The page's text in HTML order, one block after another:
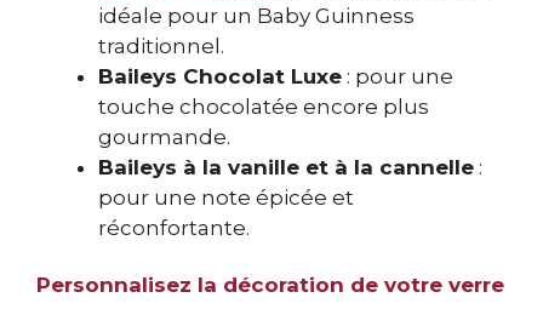
idéale pour un Baby Guinness
traditionnel.
Baileys Chocolat Luxe : pour une
touche chocolatée encore plus
gourmande.
Baileys à la vanille et à la cannelle :
pour une note épicée et
réconfortante.
Personnalisez la décoration de votre verre